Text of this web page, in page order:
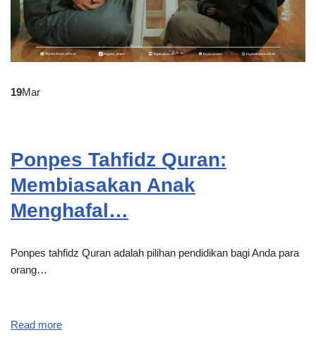
19Mar
Ponpes Tahfidz Quran:
Membiasakan Anak
Menghafal…
Ponpes tahfidz Quran adalah pilihan pendidikan bagi Anda para
orang…
Read more